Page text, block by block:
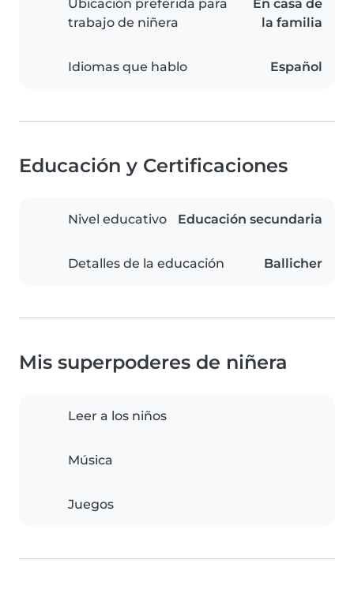
Ubicación preferida para
trabajo de niñera
En casa de
la familia
Idiomas que hablo Español
Educación y Certificaciones
Nivel educativo Educación secundaria
Detalles de la educación Ballicher
Mis superpoderes de niñera
Leer a los niños
Música
Juegos